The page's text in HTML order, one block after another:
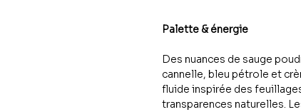
Palette & énergie
Des nuances de sauge
cannelle, bleu pétrole et
fluide inspirée des
transparences naturelles.